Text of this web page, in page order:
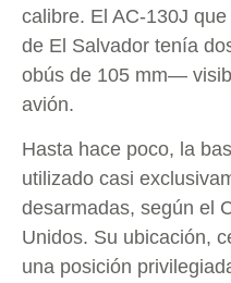
calibre. El AC-130J
de El Salvador tenía
obús de 105 mm—
avión.
Hasta hace poco, la
utilizado casi
desarmadas, según el
Unidos. Su ubicación,
una posición